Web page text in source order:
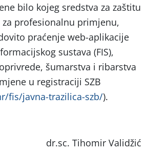
bilo kojeg sredstva za zaštitu
profesionalnu primjenu,
praćenje web-aplikacije
sustava (FIS),
šumarstva i ribarstva
u registraciji SZB
fis/javna-trazilica-szb/).
dr.sc. Tihomir Validžić